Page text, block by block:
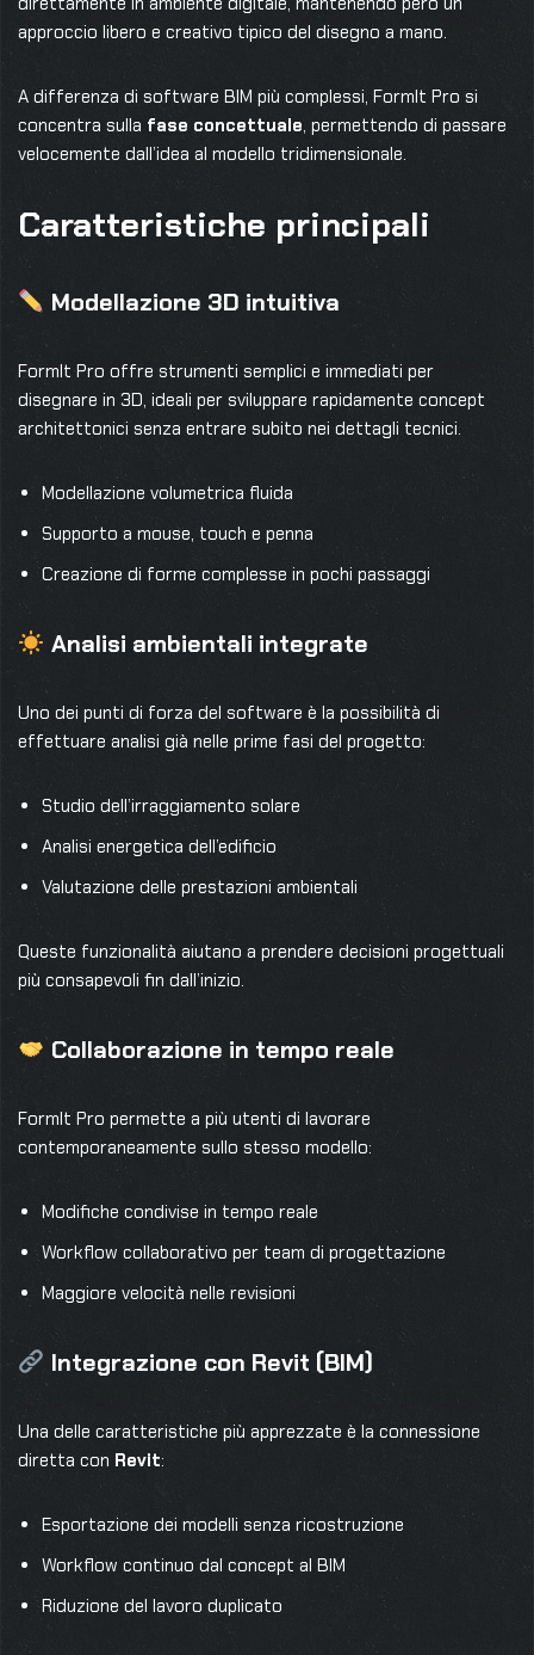
approccio libero e creativo tipico del disegno a mano.
A differenza di software BIM più complessi, FormIt Pro si
concentra sulla fase concettuale, permettendo di passare
velocemente dall’idea al modello tridimensionale.
Caratteristiche principali
Modellazione 3D intuitiva
FormIt Pro offre strumenti semplici e immediati per
disegnare in 3D, ideali per sviluppare rapidamente concept
architettonici senza entrare subito nei dettagli tecnici.
Modellazione volumetrica fluida
Supporto a mouse, touch e penna
Creazione di forme complesse in pochi passaggi
Analisi ambientali integrate
Uno dei punti di forza del software è la possibilità di
effettuare analisi già nelle prime fasi del progetto:
Studio dell’irraggiamento solare
Analisi energetica dell’edificio
Valutazione delle prestazioni ambientali
Queste funzionalità aiutano a prendere decisioni progettuali
più consapevoli fin dall’inizio.
Collaborazione in tempo reale
FormIt Pro permette a più utenti di lavorare
contemporaneamente sullo stesso modello:
Modifiche condivise in tempo reale
Workflow collaborativo per team di progettazione
Maggiore velocità nelle revisioni
Integrazione con Revit (BIM)
Una delle caratteristiche più apprezzate è la connessione
diretta con Revit:
Esportazione dei modelli senza ricostruzione
Workflow continuo dal concept al BIM
Riduzione del lavoro duplicato